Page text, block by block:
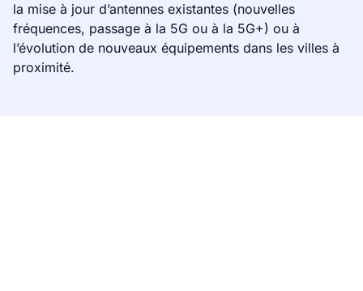
la mise à jour d’antennes existantes (nouvelles
fréquences, passage à la 5G ou à la 5G+) ou à
l’évolution de nouveaux équipements dans les villes à
proximité.